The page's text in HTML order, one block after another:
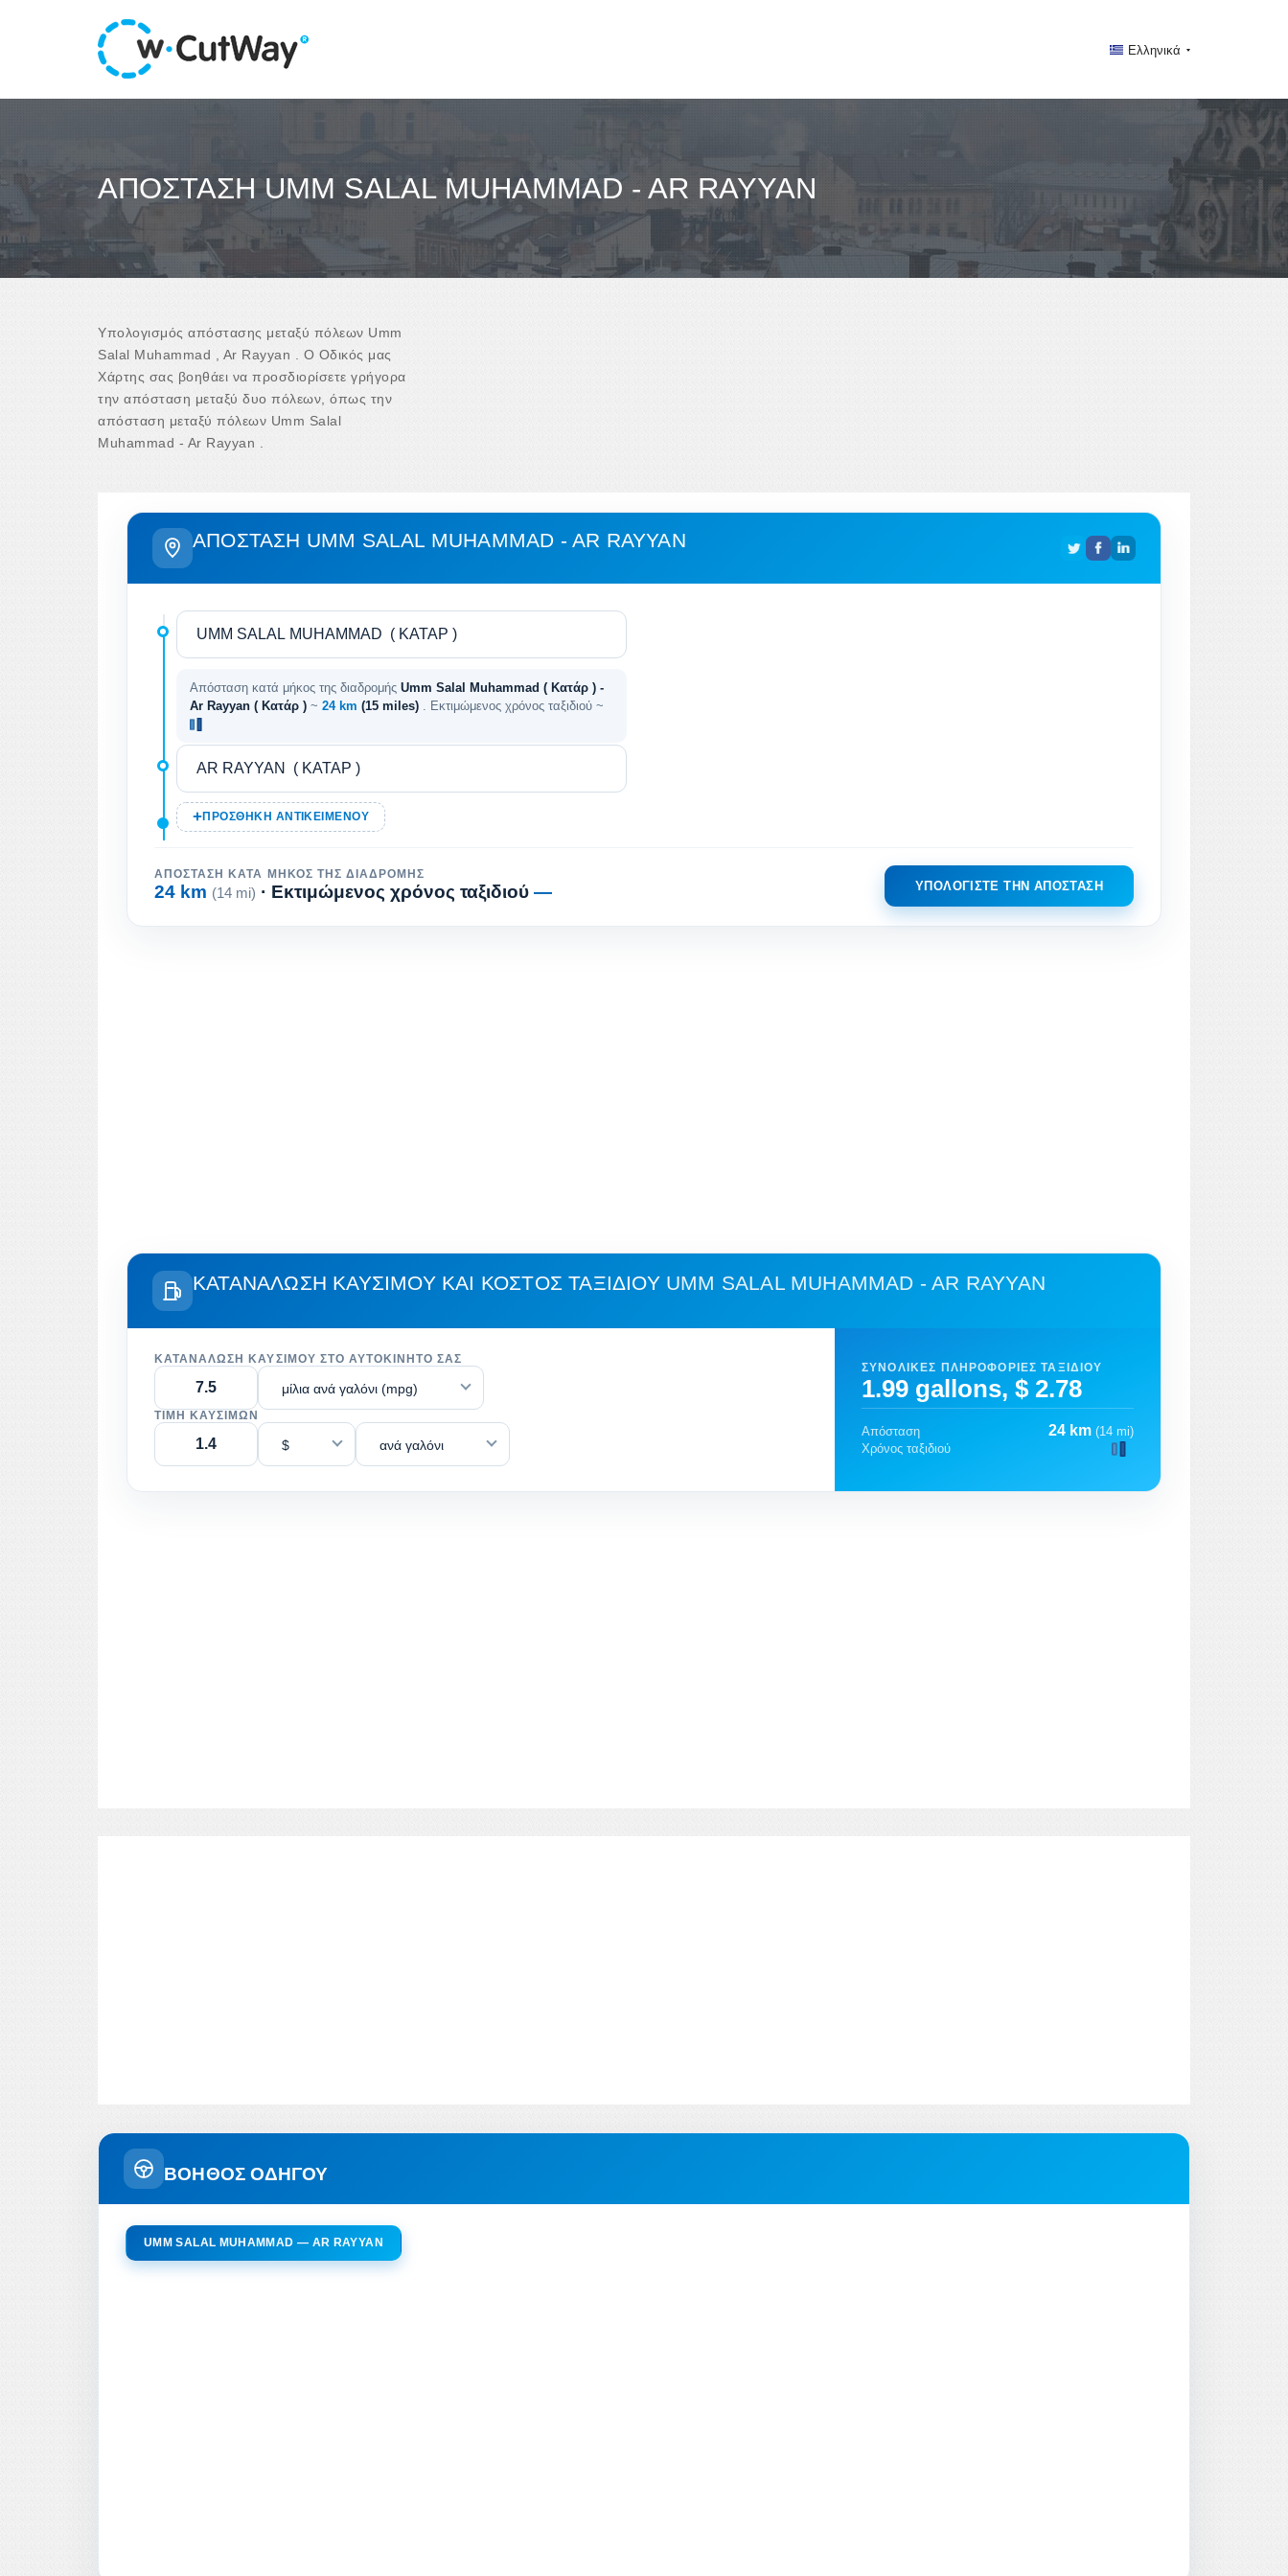
Ελληνικά
ΑΠΌΣΤΑΣΗ UMM SALAL MUHAMMAD - AR RAYYAN
Υπολογισμός απόστασης μεταξύ πόλεων Umm
Salal Muhammad , Ar Rayyan . Ο Οδικός μας
Χάρτης σας βοηθάει να προσδιορίσετε γρήγορα
την απόσταση μεταξύ δυο πόλεων, όπως την
απόσταση μεταξύ πόλεων Umm Salal
Muhammad - Ar Rayyan .
ΑΠΌΣΤΑΣΗ UMM SALAL MUHAMMAD - AR RAYYAN
Απόσταση κατά μήκος της διαδρομής Umm Salal Muhammad ( Κατάρ ) -
Ar Rayyan ( Κατάρ ) ~ 24 km (15 miles) . Εκτιμώμενος χρόνος ταξιδιού ~
ΠΡΟΣΘΉΚΗ ΑΝΤΙΚΕΙΜΈΝΟΥ
ΑΠΌΣΤΑΣΗ ΚΑΤΆ ΜΉΚΟΣ ΤΗΣ ΔΙΑΔΡΟΜΉΣ
24 km (14 mi) · Εκτιμώμενος χρόνος ταξιδιού — ΥΠΟΛΟΓΊΣΤΕ ΤΗΝ ΑΠΌΣΤΑΣΗ
ΚΑΤΑΝΆΛΩΣΗ ΚΑΥΣΊΜΟΥ ΚΑΙ ΚΌΣΤΟΣ ΤΑΞΙΔΙΟΎ UMM SALAL MUHAMMAD - AR RAYYAN
ΚΑΤΑΝΆΛΩΣΗ ΚΑΥΣΊΜΟΥ ΣΤΟ ΑΥΤΟΚΊΝΗΤΌ ΣΑΣ
μίλια ανά γαλόνι (mpg)
ΤΙΜΉ ΚΑΥΣΊΜΩΝ
$ ανά γαλόνι
ΣΥΝΟΛΙΚΈΣ ΠΛΗΡΟΦΟΡΊΕΣ ΤΑΞΙΔΙΟΎ
1.99 gallons, $ 2.78
Απόσταση 24 km (14 mi)
Χρόνος ταξιδιού
ΒΟΗΘΟΣ ΟΔΗΓΟΥ
UMM SALAL MUHAMMAD — AR RAYYAN